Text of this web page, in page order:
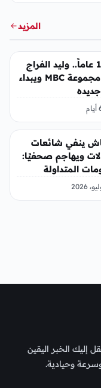
المزيد
بعد 14 عاماً.. وليد الفراج
يُغادر مجموعة MBC ويبداء
ينفي شائعات
ويهاجم صحفيًا:
المتداولة
إليك الخبر اليقين
وحيادية.